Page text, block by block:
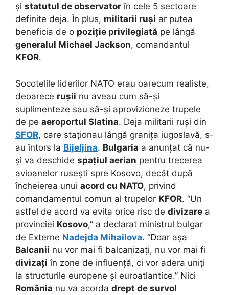
și statutul de observator în cele 5 sectoare
definite deja. În plus, militarii ruși ar putea
beneficia de o poziție privilegiată pe lângă
generalul Michael Jackson, comandantul
KFOR.
Socotelile liderilor NATO erau oarecum realiste,
deoarece rușii nu aveau cum să-și
suplimenteze sau să-și aprovizioneze trupele
de pe aeroportul Slatina. Deja militarii ruși din
SFOR, care staționau lângă granița iugoslavă, s-
au întors la Bijeljina. Bulgaria a anunțat că nu-
și va deschide spațiul aerian pentru trecerea
avioanelor rusești spre Kosovo, decât după
încheierea unui acord cu NATO, privind
comandamentul comun al trupelor KFOR. “Un
astfel de acord va evita orice risc de divizare a
provinciei Kosovo,” a declarat ministrul bulgar
de Externe Nadejda Mihailova. “Doar așa
Balcanii nu vor mai fi balcanizați, nu vor mai fi
divizați în zone de influență, ci vor adera uniți
la structurile europene și euroatlantice.” Nici
România nu va acorda drept de survol